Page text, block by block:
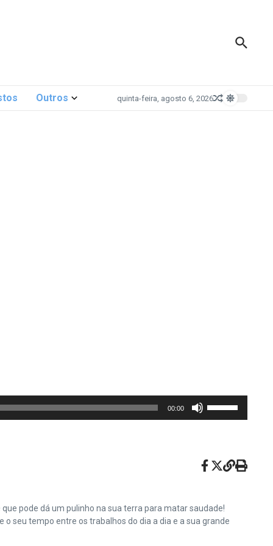
Outros quinta-feira, agosto 6, 2026
00:00
cima
ou
para
pode dá um pulinho na sua terra para matar saudade!
seu tempo entre os trabalhos do dia a dia e a sua grande